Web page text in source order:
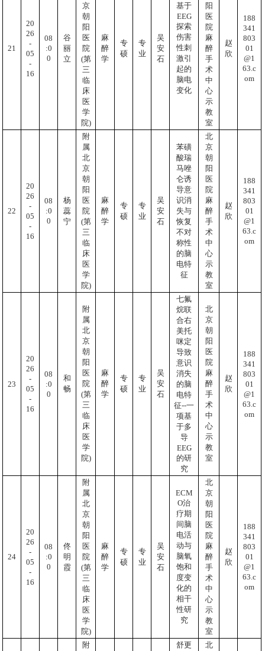
21
20
26
-
05
-
16
08
:0
0
谷
丽
立
京
朝
阳
医
院
(第
三
临
床
医
学
院)
麻
醉
学
专
硕
专
业
吴
安
石
基于
EEG
探索
伤害
性刺
激引
起的
脑电
变化
阳
医
院
麻
醉
手
术
中
心
示
教
室
赵
欣
188
341
803
01
@1
63.c
om
22
20
26
-
05
-
16
08
:0
0
杨
蕊
宁
附
属
北
京
朝
阳
医
院
(第
三
临
床
医
学
院)
麻
醉
学
专
硕
专
业
吴
安
石
苯磺
酸瑞
马唑
仑诱
导意
识消
失与
恢复
不对
称性
的脑
电特
征
北
京
朝
阳
医
院
麻
醉
手
术
中
心
示
教
室
赵
欣
188
341
803
01
@1
63.c
om
23
20
26
-
05
-
16
08
:0
0
和
畅
附
属
北
京
朝
阳
医
院
(第
三
临
床
医
学
院)
麻
醉
学
专
硕
专
业
吴
安
石
七氟
烷联
合右
美托
咪定
导致
意识
消失
的脑
电特
征--一
项基
于多
导
EEG
的研
究
北
京
朝
阳
医
院
麻
醉
手
术
中
心
示
教
室
赵
欣
188
341
803
01
@1
63.c
om
24
20
26
-
05
-
16
08
:0
0
佟
明
霞
附
属
北
京
朝
阳
医
院
(第
三
临
床
医
学
院)
麻
醉
学
专
硕
专
业
吴
安
石
ECM
O治
疗期
间脑
电活
动与
脑氧
饱和
度变
化的
相干
性研
究
北
京
朝
阳
医
院
麻
醉
手
术
中
心
示
教
室
赵
欣
188
341
803
01
@1
63.c
om
附 舒更 北